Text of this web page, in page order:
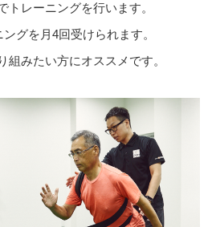
トレーニングを行います。
グを月4回受けられます。
組みたい方にオススメです。